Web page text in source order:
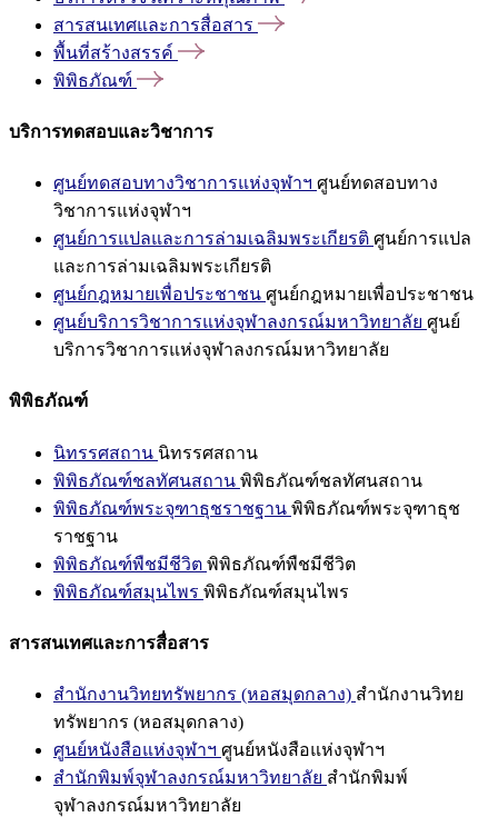
สารสนเทศและการสื่อสาร
พื้นที่สร้างสรรค์
พิพิธภัณฑ์
บริการทดสอบและวิชาการ
ศูนย์ทดสอบทางวิชาการแห่งจุฬาฯ ศูนย์ทดสอบทาง
วิชาการแห่งจุฬาฯ
ศูนย์การแปลและการล่ามเฉลิมพระเกียรติ ศูนย์การแปล
และการล่ามเฉลิมพระเกียรติ
ศูนย์กฎหมายเพื่อประชาชน ศูนย์กฎหมายเพื่อประชาชน
ศูนย์บริการวิชาการแห่งจุฬาลงกรณ์มหาวิทยาลัย ศูนย์
บริการวิชาการแห่งจุฬาลงกรณ์มหาวิทยาลัย
พิพิธภัณฑ์
นิทรรศสถาน นิทรรศสถาน
พิพิธภัณฑ์ชลทัศนสถาน พิพิธภัณฑ์ชลทัศนสถาน
พิพิธภัณฑ์พระจุฑาธุชราชฐาน พิพิธภัณฑ์พระจุฑาธุช
ราชฐาน
พิพิธภัณฑ์พืชมีชีวิต พิพิธภัณฑ์พืชมีชีวิต
พิพิธภัณฑ์สมุนไพร พิพิธภัณฑ์สมุนไพร
สารสนเทศและการสื่อสาร
สำนักงานวิทยทรัพยากร (หอสมุดกลาง) สำนักงานวิทย
ทรัพยากร (หอสมุดกลาง)
ศูนย์หนังสือแห่งจุฬาฯ ศูนย์หนังสือแห่งจุฬาฯ
สำนักพิมพ์จุฬาลงกรณ์มหาวิทยาลัย สำนักพิมพ์
จุฬาลงกรณ์มหาวิทยาลัย